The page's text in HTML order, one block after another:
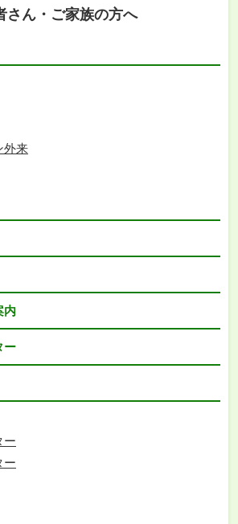
さん・ご家族の方へ
外来
内
ー
ー
ー